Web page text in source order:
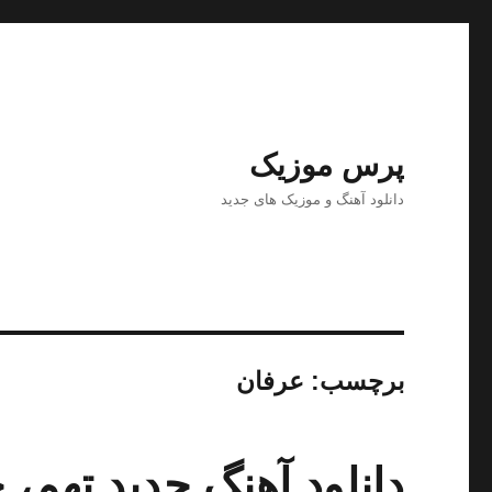
پرس موزیک
دانلود آهنگ و موزیک های جدید
برچسب: عرفان